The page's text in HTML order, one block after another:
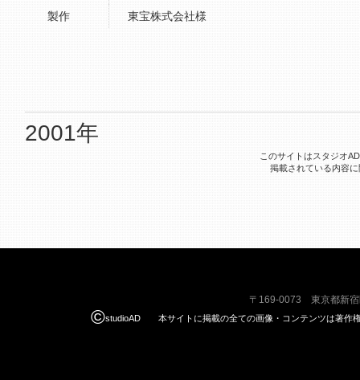
製作
東宝株式会社様
2001年
このサイトはスタジオ
掲載されている内容
〒169-0073 東京都新宿
©studioAD 本サイトに掲載の全ての画像・コンテンツは著作権